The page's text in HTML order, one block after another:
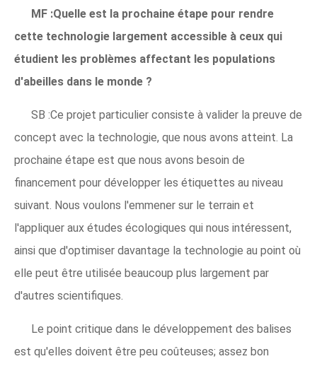
MF :Quelle est la prochaine étape pour rendre
cette technologie largement accessible à ceux qui
étudient les problèmes affectant les populations
d'abeilles dans le monde ?
SB :Ce projet particulier consiste à valider la preuve de
concept avec la technologie, que nous avons atteint. La
prochaine étape est que nous avons besoin de
financement pour développer les étiquettes au niveau
suivant. Nous voulons l'emmener sur le terrain et
l'appliquer aux études écologiques qui nous intéressent,
ainsi que d'optimiser davantage la technologie au point où
elle peut être utilisée beaucoup plus largement par
d'autres scientifiques.
Le point critique dans le développement des balises
est qu'elles doivent être peu coûteuses; assez bon